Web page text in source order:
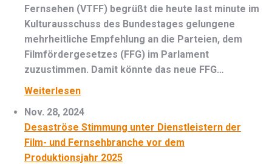
Fernsehen (VTFF) begrüßt die heute last minute im
Kulturausschuss des Bundestages gelungene
mehrheitliche Empfehlung an die Parteien, dem
Filmfördergesetzes (FFG) im Parlament
zuzustimmen. Damit könnte das neue FFG…
Weiterlesen
Nov. 28, 2024
Desaströse Stimmung unter Dienstleistern der
Film- und Fernsehbranche vor dem
Produktionsjahr 2025